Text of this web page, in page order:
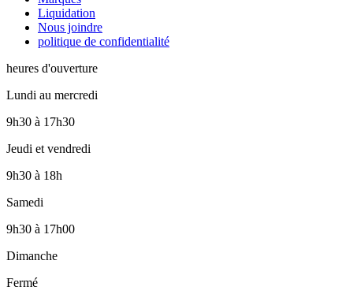
Liquidation
Nous joindre
politique de confidentialité
heures d'ouverture
Lundi au mercredi
9h30 à 17h30
Jeudi et vendredi
9h30 à 18h
Samedi
9h30 à 17h00
Dimanche
Fermé